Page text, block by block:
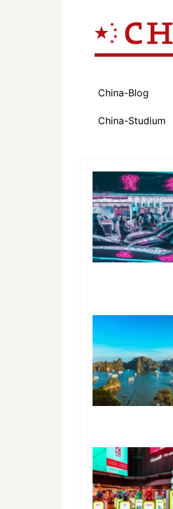
China-Blog
China-Studium